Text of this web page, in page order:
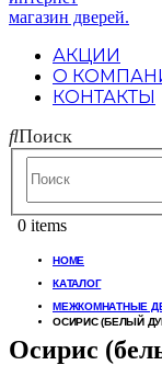
АКЦИИ
О
КОНТАКТЫ
Поиск
0 items
HOME
КАТАЛОГ
МЕЖКОМНАТНЫЕ
ОСИРИС (БЕЛЫЙ
Осирис